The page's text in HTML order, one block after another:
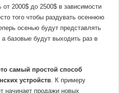
от 2000$ до 2500$ в зависимости
того чтобы раздувать осеннюю
осенью будут представлять
базовые будут выходить раз в
самый простой способ
устройств. К примеру
начинает продажи новых